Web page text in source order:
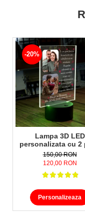
-20%
Lampa 3D LED
personalizata cu 2
nume,data si text
gasit fara sa te
150,00 RON
120,00 RON
Personalizeaza